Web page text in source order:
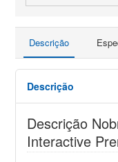
Descrição
Descrição
Descrição
Interactive